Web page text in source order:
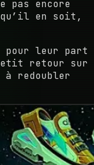
pas encore
qu’il en soit,
pour leur part
retour sur
à redoubler